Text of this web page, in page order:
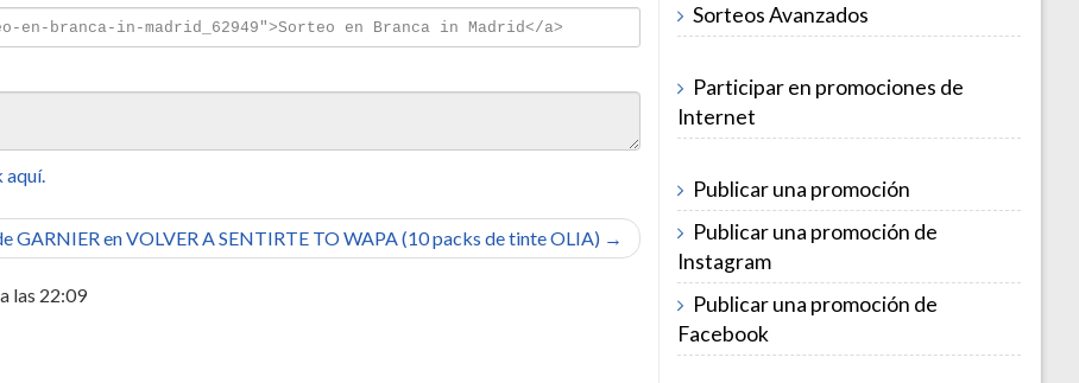
aquí.
GARNIER en VOLVER A SENTIRTE TO WAPA (10 packs de tinte OLIA) →
las 22:09
Sorteos Avanzados
Participar en promociones de
Internet
Publicar una promoción
Publicar una promoción de
Instagram
Publicar una promoción de
Facebook